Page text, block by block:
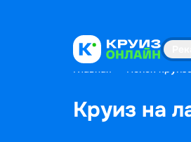
Главная Поиск
Круиз на